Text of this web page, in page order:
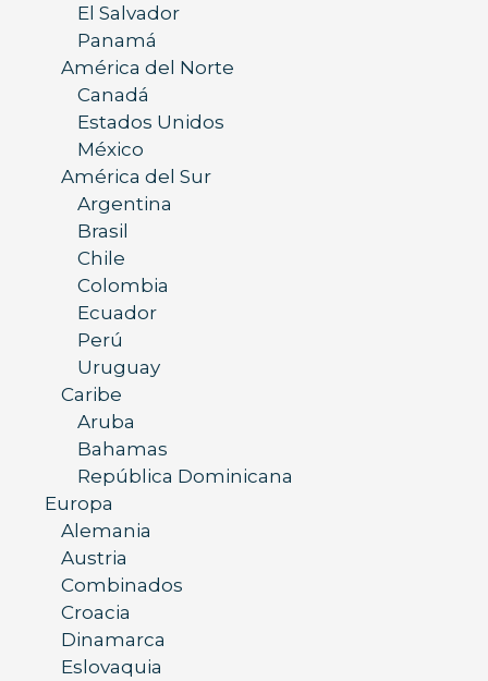
El Salvador
Panamá
América del Norte
Canadá
Estados Unidos
México
América del Sur
Argentina
Brasil
Chile
Colombia
Ecuador
Perú
Uruguay
Caribe
Aruba
Bahamas
República Dominicana
Europa
Alemania
Austria
Combinados
Croacia
Dinamarca
Eslovaquia